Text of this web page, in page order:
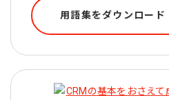
用語集をダウンロード